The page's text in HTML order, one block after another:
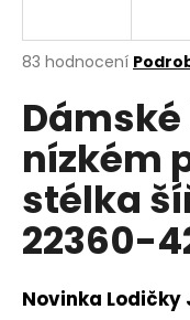
Průměrné
produktu
je
5
hvězdiček.
83 hodnocení
nízkém
stélka
22360-
Novinka Lodičky
j
t
?